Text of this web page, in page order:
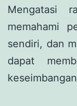
Mengatasi
memahami
sendiri, dan
dapat